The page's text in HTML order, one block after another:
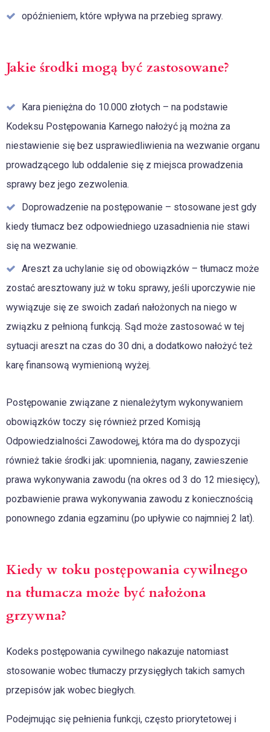
opóźnieniem, które wpływa na przebieg sprawy.
Jakie środki mogą być zastosowane?
Kara pieniężna do 10.000 złotych – na podstawie
Kodeksu Postępowania Karnego nałożyć ją można za
niestawienie się bez usprawiedliwienia na wezwanie organu
prowadzącego lub oddalenie się z miejsca prowadzenia
sprawy bez jego zezwolenia.
Doprowadzenie na postępowanie – stosowane jest gdy
kiedy tłumacz bez odpowiedniego uzasadnienia nie stawi
się na wezwanie.
Areszt za uchylanie się od obowiązków – tłumacz może
zostać aresztowany już w toku sprawy, jeśli uporczywie nie
wywiązuje się ze swoich zadań nałożonych na niego w
związku z pełnioną funkcją. Sąd może zastosować w tej
sytuacji areszt na czas do 30 dni, a dodatkowo nałożyć też
karę finansową wymienioną wyżej.
Postępowanie związane z nienależytym wykonywaniem
obowiązków toczy się również przed Komisją
Odpowiedzialności Zawodowej, która ma do dyspozycji
również takie środki jak: upomnienia, nagany, zawieszenie
prawa wykonywania zawodu (na okres od 3 do 12 miesięcy),
pozbawienie prawa wykonywania zawodu z koniecznością
ponownego zdania egzaminu (po upływie co najmniej 2 lat).
Kiedy w toku postępowania cywilnego
na tłumacza może być nałożona
grzywna?
Kodeks postępowania cywilnego nakazuje natomiast
stosowanie wobec tłumaczy przysięgłych takich samych
przepisów jak wobec biegłych.
Podejmując się pełnienia funkcji, często priorytetowej i